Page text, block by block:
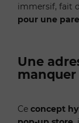
immersif, fait
pour une
Une
manquer
Ce concept